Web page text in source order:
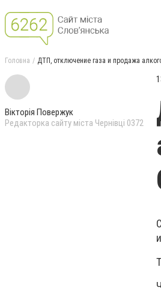
Головна ДТП, отключение газа и продажа
Вікторія Повержук
Редакторка сайту міста Чернівці 0372